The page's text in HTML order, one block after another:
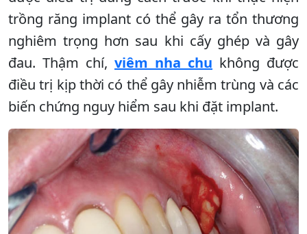
trồng răng implant có thể gây ra tổn thương
nghiêm trọng hơn sau khi cấy ghép và gây
đau. Thậm chí, viêm nha chu không được
điều trị kịp thời có thể gây nhiễm trùng và các
biến chứng nguy hiểm sau khi đặt implant.